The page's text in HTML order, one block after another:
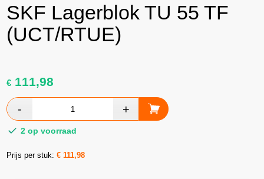
SKF Lagerblok TU 55 TF
(UCT/RTUE)
€ 111,98
2 op voorraad
Prijs per stuk:€111,98